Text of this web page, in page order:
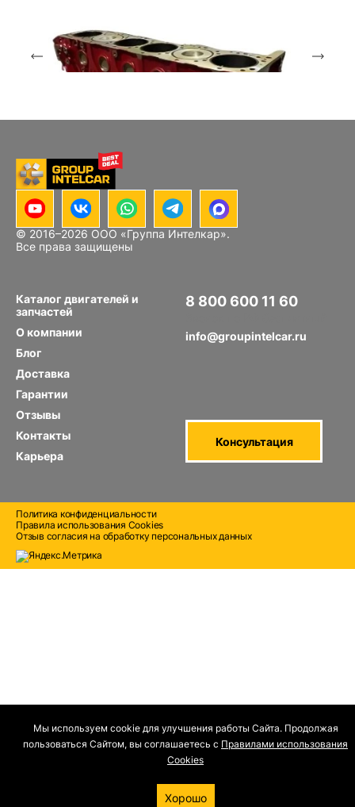
Аксиально-поршневой насос
Bosch Rexroth
Блок цилиндров Hino J08E
© 2016–2026 ООО «Группа Интелкар».
Все права защищены
Каталог двигателей и
запчастей
О компании
Блог
Доставка
Гарантии
Отзывы
Контакты
Карьера
8 800 600 11 60
info@groupintelcar.ru
Консультация
Политика конфиденциальности
Правила использования Cооkies
Отзыв согласия на обработку персональных данных
Мы используем cookie для улучшения работы Сайта. Продолжая
пользоваться Сайтом, вы соглашаетесь с Правилами использования
Cооkies
Хорошо